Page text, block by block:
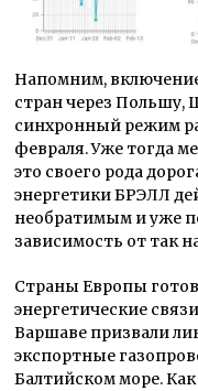
Напомним,
стран через
синхронный режим
февраля. Уже тогда
это своего рода
энергетики БРЭЛЛ
необратимым и уже
зависимость от так
Страны Европы
энергетические
Варшаве призвали
экспортные
Балтийском море. Как